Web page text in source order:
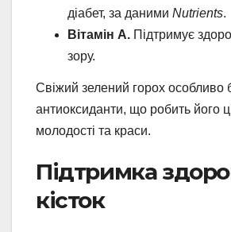
діабет, за даними Nutrients.
Вітамін A. Підтримує
зору.
Свіжий зелений горох особливо
антиоксиданти, що робить його
молодості та краси.
Підтримка
кісток